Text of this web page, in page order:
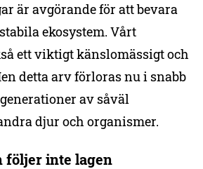
är avgörande för att bevara
ekosystem. Vårt
ett viktigt känslomässigt och
detta arv förloras nu i snabb
av såväl
djur och organismer.
följer inte lagen